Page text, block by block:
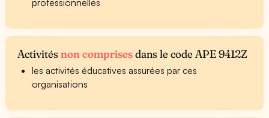
Activitésnon comprisesdans le code APE 9412Z
les activités éducatives assurées par ces
organisations